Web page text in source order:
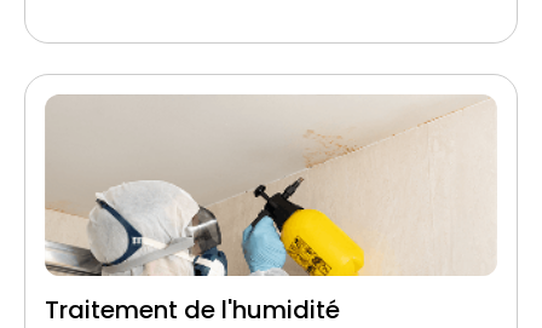
Traitement de l'humidité